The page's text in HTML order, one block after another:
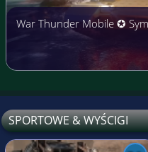
War Thunder Mobile ✪
SPORTOWE & WYŚCIGI